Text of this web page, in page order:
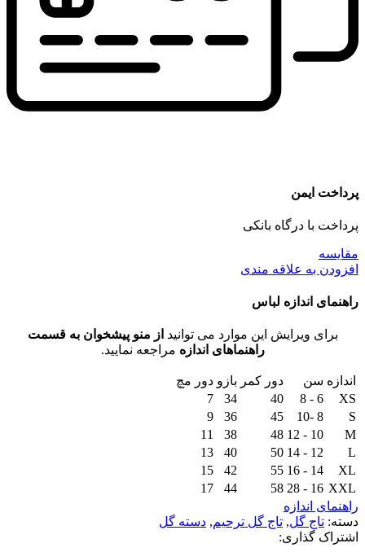
پرداخت ایمن
پرداخت با درگاه بانکی
مقايسه
افزودن به علاقه مندی
راهنمای اندازه لباس
برای ویرایش این موارد می توانید از منو پیشخوان به قسمت
راهنماهای اندازه مراجعه نمایید.
اندازه سن دور کمر بازو دور مچ
XS
6 - 8
40
34
7
S
8 -10
45
36
9
M
10 - 12
48
38
11
L
12 - 14
50
40
13
XL
14 - 16
55
42
15
XXL
16 - 28
58
44
17
راهنمای اندازه
دسته: تاج گل, تاج گل ترحیم, دسته گل
اشتراک گذاری: